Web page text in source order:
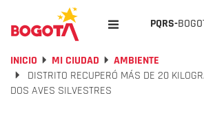
PQRS-
INICIO MI CIUDAD
AMBIENTE
DISTRITO RECUPERÓ MÁS DE 20
DOS AVES SILVESTRES